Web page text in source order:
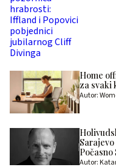
Home
za svaki
Autor:
Počasno
Autor: